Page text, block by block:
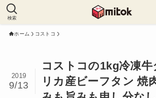
検索
ホーム コストコ
コストコの1kg冷凍牛
リカ産ビーフタン 焼
2019
9/13